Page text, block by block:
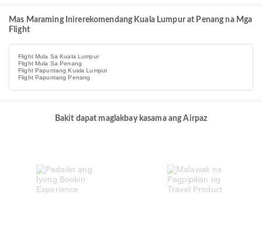
Mas Maraming Inirerekomendang Kuala Lumpur at Penang na Mga
Flight
Flight Mula Sa Kuala Lumpur
Flight Mula Sa Penang
Flight Papuntang Kuala Lumpur
Flight Papuntang Penang
Bakit dapat maglakbay kasama ang Airpaz